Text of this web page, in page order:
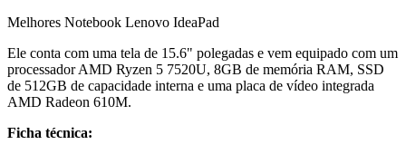
Melhores Notebook Lenovo IdeaPad
Ele conta com uma tela de 15.6" polegadas e vem equipado com um
processador AMD Ryzen 5 7520U, 8GB de memória RAM, SSD
de 512GB de capacidade interna e uma placa de vídeo integrada
AMD Radeon 610M.
Ficha técnica: